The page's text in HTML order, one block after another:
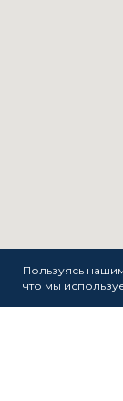
Пользуясь
что мы